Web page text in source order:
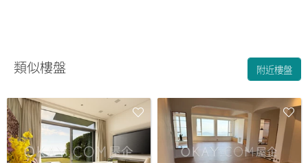
類似樓盤 附近樓盤